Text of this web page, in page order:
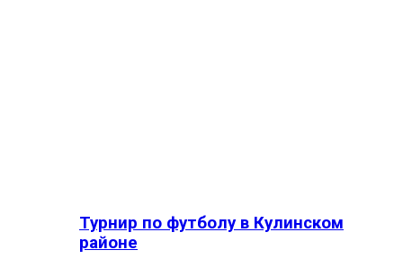
Турнир по футболу в Кулинском
районе